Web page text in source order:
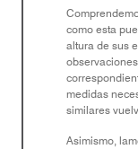
como esta
altura de sus
medidas
similares
Asimismo,